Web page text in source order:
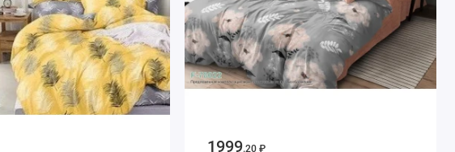
1999.20 ₽